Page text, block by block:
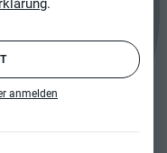
.
anmelden